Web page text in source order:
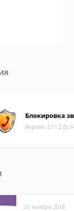
Блокировка
Версия: 3.11.2
21 ноября 2018